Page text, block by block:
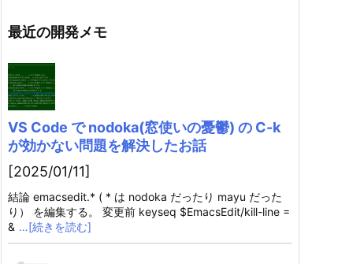
最近の開発メモ
VS Code で nodoka(窓使いの憂鬱) の C-k
が効かない問題を解決したお話
[2025/01/11]
結論 emacsedit.* ( * は nodoka だったり mayu だった
り） を編集する。 変更前 keyseq $EmacsEdit/kill-line =
& …[続きを読む]